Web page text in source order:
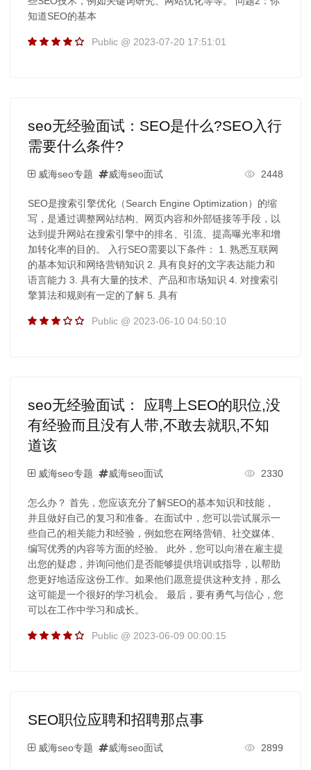
知道SEO的基本
Public @ 2023-07-20 17:51:01
seo无经验面试：SEO是什么?SEO入行
需要什么条件?
威海seo专题 威海seo面试 2448
SEO是搜索引擎优化（Search Engine Optimization）的缩
写，是通过调整网站结构、网页内容和外部链接等手段，以
达到提升网站在搜索引擎中的排名、引流、提高曝光率和增
加转化率的目的。 入行SEO需要以下条件： 1. 熟悉互联网
的基本知识和网络营销知识 2. 具有良好的文字表达能力和
语言能力 3. 具有大量的技术、产品和市场知识 4. 对搜索引
擎算法和规则有一定的了解 5. 具有
Public @ 2023-06-10 04:50:10
seo无经验面试： 应聘上SEO的职位,没
有经验而且没有人带,不敢去就职,不知
道该
威海seo专题 威海seo面试 2330
怎么办？ 首先，您应该充分了解SEO的基本知识和技能，
并且做好自己的复习和准备。在面试中，您可以尝试展示一
些自己的相关能力和经验，例如您在网络营销、社交媒体、
编写优秀的内容等方面的经验。 此外，您可以向潜在雇主提
出您的疑虑，并询问他们是否能够提供培训或指导，以帮助
您更好地适应这份工作。如果他们愿意提供这种支持，那么
这可能是一个很好的学习机会。 最后，要有勇气与信心，您
可以在工作中学习和成长。
Public @ 2023-06-09 00:00:15
SEO职位应聘和招聘那点事
威海seo专题 威海seo面试 2899